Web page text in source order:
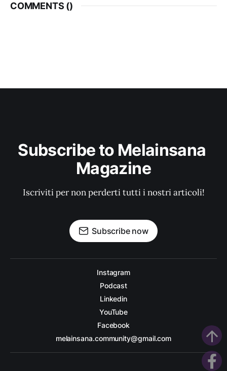
arrow_upward
COMMENTS ()
Subscribe to Melainsana
Magazine
Iscriviti per non perderti tutti i nostri articoli!
Subscribe now
Instagram
Podcast
Linkedin
YouTube
Facebook
melainsana.community@gmail.com